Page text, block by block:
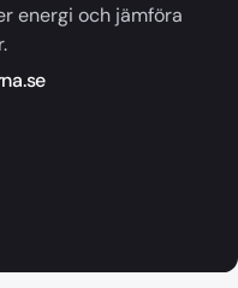
energi och jämföra